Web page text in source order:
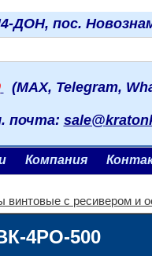
ДОН, пос.
(MAX, Telegram,
почта:
Компания
винтовые с ресивером и
4РО-500